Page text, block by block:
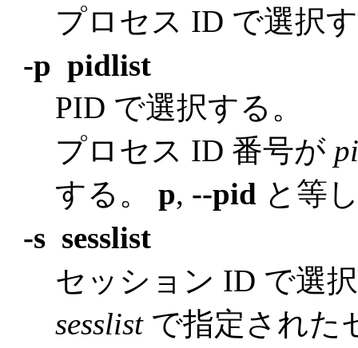
プロセス ID で選択
-p pidlist
PID で選択する。
プロセス ID 番号が
する。p, --pid と等
-s sesslist
セッション ID で選
sesslistで指定された